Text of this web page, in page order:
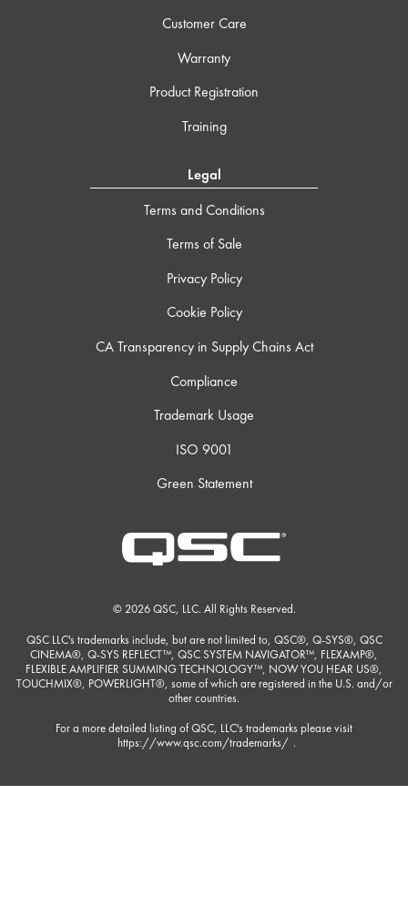
Customer Care
Warranty
Product Registration
Training
Legal
Terms and Conditions
Terms of Sale
Privacy Policy
Cookie Policy
CA Transparency in Supply Chains Act
Compliance
Trademark Usage
ISO 9001
Green Statement
© 2026 QSC, LLC. All Rights Reserved.
QSC LLC's trademarks include, but are not limited to, QSC®, Q-SYS®, QSC
CINEMA®, Q-SYS REFLECT™, QSC SYSTEM NAVIGATOR™, FLEXAMP®,
FLEXIBLE AMPLIFIER SUMMING TECHNOLOGY™, NOW YOU HEAR US®,
TOUCHMIX®, POWERLIGHT®, some of which are registered in the U.S. and/or
other countries.
For a more detailed listing of QSC, LLC's trademarks please visit
https://www.qsc.com/trademarks/ .